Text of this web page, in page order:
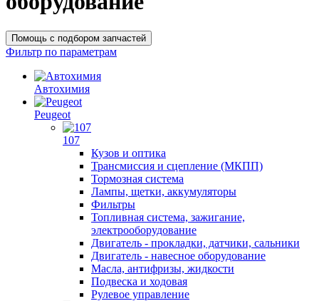
Помощь с подбором запчастей
Фильтр по параметрам
Автохимия
Peugeot
107
Кузов и оптика
Трансмиссия и сцепление (МКПП)
Тормозная система
Лампы, щетки, аккумуляторы
Фильтры
Топливная система, зажигание,
электрооборудование
Двигатель - прокладки, датчики, сальники
Двигатель - навесное оборудование
Масла, антифризы, жидкости
Подвеска и ходовая
Рулевое управление